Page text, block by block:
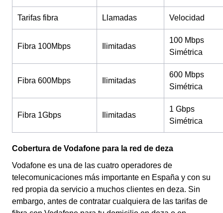
Tarifas fibra Llamadas Velocidad
Fibra 100Mbps Ilimitadas
100 Mbps
Simétrica
Fibra 600Mbps Ilimitadas
600 Mbps
Simétrica
Fibra 1Gbps Ilimitadas
1 Gbps
Simétrica
Cobertura de Vodafone para la red de deza
Vodafone es una de las cuatro operadores de
telecomunicaciones más importante en España y con su
red propia da servicio a muchos clientes en deza. Sin
embargo, antes de contratar cualquiera de las tarifas de